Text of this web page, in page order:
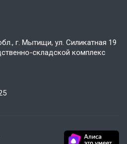
г. Мытищи, ул. Силикатная 19
складской комплекс